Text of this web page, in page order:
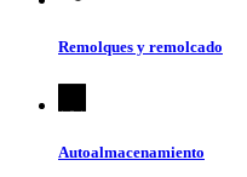
Remolques y remolcado
Autoalmacenamiento